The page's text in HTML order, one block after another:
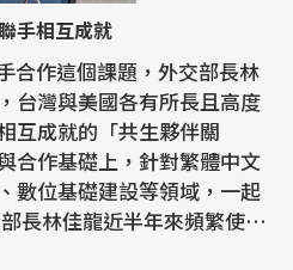
手相互成就
合作這個課題，外交部長林
台灣與美國各有所長且高度
互成就的「共生夥伴關
合作基礎上，針對繁體中文
數位基礎建設等領域，一起